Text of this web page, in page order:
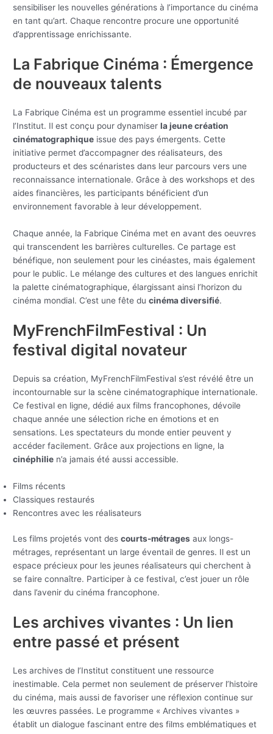
sensibiliser les nouvelles générations à l’importance du cinéma
en tant qu’art. Chaque rencontre procure une opportunité
d’apprentissage enrichissante.
La Fabrique Cinéma : Émergence
de nouveaux talents
La Fabrique Cinéma est un programme essentiel incubé par
l’Institut. Il est conçu pour dynamiserla jeune création
cinématographique issue des pays émergents. Cette
initiative permet d’accompagner des réalisateurs, des
producteurs et des scénaristes dans leur parcours vers une
reconnaissance internationale. Grâce à des workshops et des
aides financières, les participants bénéficient d’un
environnement favorable à leur développement.
Chaque année, la Fabrique Cinéma met en avant des oeuvres
qui transcendent les barrières culturelles. Ce partage est
bénéfique, non seulement pour les cinéastes, mais également
pour le public. Le mélange des cultures et des langues enrichit
la palette cinématographique, élargissant ainsi l’horizon du
cinéma mondial. C’est une fête ducinéma diversifié.
MyFrenchFilmFestival : Un
festival digital novateur
Depuis sa création, MyFrenchFilmFestival s’est révélé être un
incontournable sur la scène cinématographique internationale.
Ce festival en ligne, dédié aux films francophones, dévoile
chaque année une sélection riche en émotions et en
sensations. Les spectateurs du monde entier peuvent y
accéder facilement. Grâce aux projections en ligne, la
cinéphilie n’a jamais été aussi accessible.
Films récents
Classiques restaurés
Rencontres avec les réalisateurs
Les films projetés vont descourts-métrages aux longs-
métrages, représentant un large éventail de genres. Il est un
espace précieux pour les jeunes réalisateurs qui cherchent à
se faire connaître. Participer à ce festival, c’est jouer un rôle
dans l’avenir du cinéma francophone.
Les archives vivantes : Un lien
entre passé et présent
Les archives de l’Institut constituent une ressource
inestimable. Cela permet non seulement de préserver l’histoire
du cinéma, mais aussi de favoriser une réflexion continue sur
les œuvres passées. Le programme « Archives vivantes »
établit un dialogue fascinant entre des films emblématiques et